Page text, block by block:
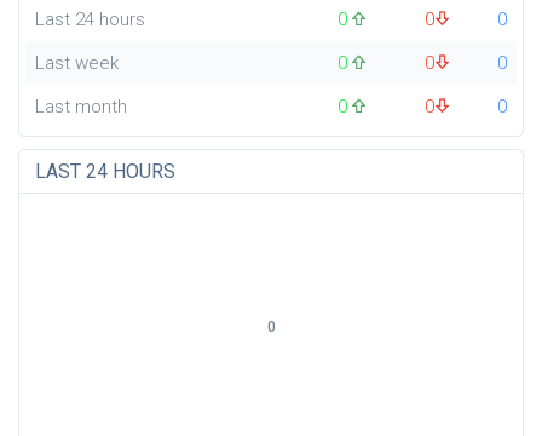
Last 24 hours 0 0
0
Last week
0 0
0
Last month
0 0 0
LAST 24 HOURS
0